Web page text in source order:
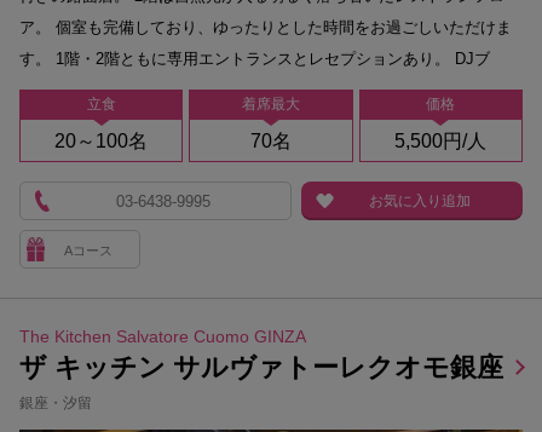
立食
20～100名
着席最大
70名
価格
5,500円/人
ア。 個室も完備しており、ゆったりとした時間をお過ごしいただけま
す。 1階・2階ともに専用エントランスとレセプションあり。 DJブ
Aコース
03-6438-9995 お気に入り追加
The Kitchen Salvatore Cuomo GINZA
ザ キッチン サルヴァトーレクオモ銀座
銀座・汐留